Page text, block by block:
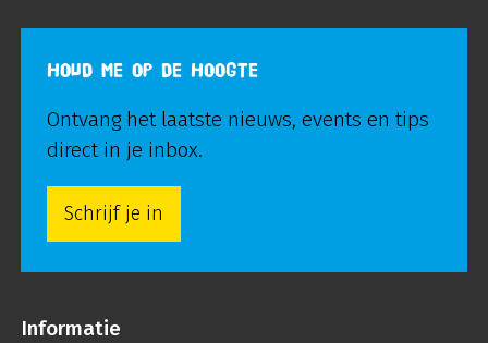
HOUD ME OP DE HOOGTE
Ontvang het laatste nieuws, events en tips
direct in je inbox.
Schrijf je in
Informatie